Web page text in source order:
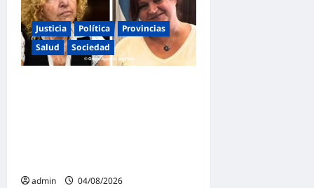
Justicia Política
Provincias
Salud
Sociedad
admin 04/08/2026